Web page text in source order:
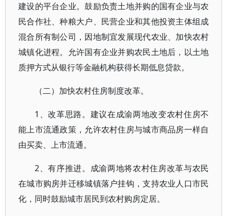
建设的平台企业。鼓励负责土地并购的国有企业与农
民合作社、种粮大户、民营企业和其他投资主体组成
混合所有制公司，因地制宜发展现代农业、加快农村
城镇化进程。允许国有企业并购农民土地后，以土地
质押方式从银行等金融机构获得长期低息贷款。
（二）加快农村住房制度改革。
1、改革思路。建议在成渝两地改变农村住房不
能上市流通政策，允许农村住房与城市商品房一样自
由买卖、上市流通。
2、有序推进。成渝两地将农村住房改革与农民
在城市购房并迁移城镇落户挂钩，支持农业人口市民
化，同时鼓励城市居民到农村购房定居。